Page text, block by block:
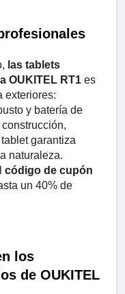
las tablets
OUKITEL RT1 es
exteriores:
y batería de
garantiza
naturaleza.
código de cupón
un 40% de
los
de OUKITEL